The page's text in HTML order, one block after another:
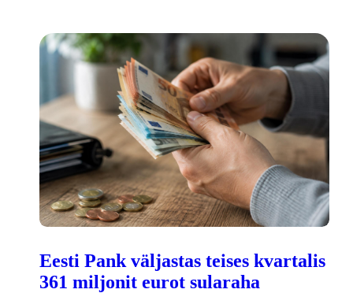
Eesti Pank väljastas teises kvartalis
361 miljonit eurot sularaha